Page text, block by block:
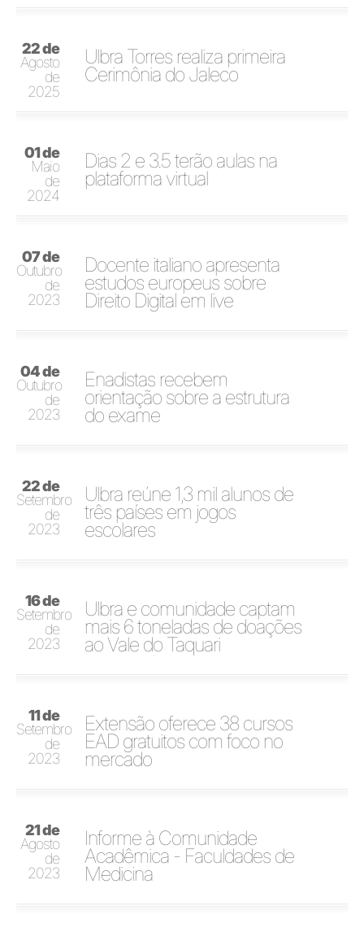
22 de
Agosto
de
2025
Ulbra Torres realiza primeira
Cerimônia do Jaleco
01 de
Maio
de
2024
Dias 2 e 3.5 terão aulas na
plataforma virtual
07 de
Outubro
de
2023
Docente italiano apresenta
estudos europeus sobre
Direito Digital em live
04 de
Outubro
de
2023
Enadistas recebem
orientação sobre a estrutura
do exame
22 de
Setembro
de
2023
Ulbra reúne 1,3 mil alunos de
três países em jogos
escolares
16 de
Setembro
de
2023
Ulbra e comunidade captam
mais 6 toneladas de doações
ao Vale do Taquari
11 de
Setembro
de
2023
Extensão oferece 38 cursos
EAD gratuitos com foco no
mercado
21 de
Agosto
de
2023
Informe à Comunidade
Acadêmica - Faculdades de
Medicina